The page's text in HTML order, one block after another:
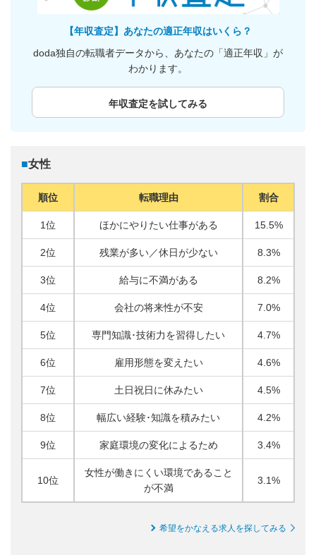
【年収査定】あなたの適正年収はいくら？
doda独自の転職者データから、あなたの「適正年収」が
わかります。
年収査定を試してみる
■女性
順位 転職理由 割合
1位 ほかにやりたい仕事がある 15.5%
2位 残業が多い／休日が少ない 8.3%
3位 給与に不満がある 8.2%
4位 会社の将来性が不安 7.0%
5位 専門知識･技術力を習得したい 4.7%
6位 雇用形態を変えたい 4.6%
7位 土日祝日に休みたい 4.5%
8位 幅広い経験･知識を積みたい 4.2%
9位 家庭環境の変化によるため 3.4%
10位
女性が働きにくい環境であること
が不満
3.1%
希望をかなえる求人を探してみる